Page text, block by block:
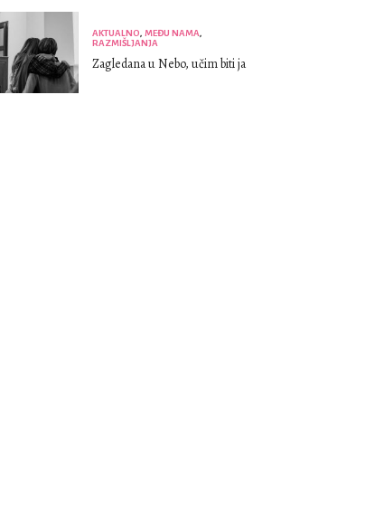
AKTUALNO, MEĐU NAMA,
RAZMIŠLJANJA
Zagledana u Nebo, učim biti ja